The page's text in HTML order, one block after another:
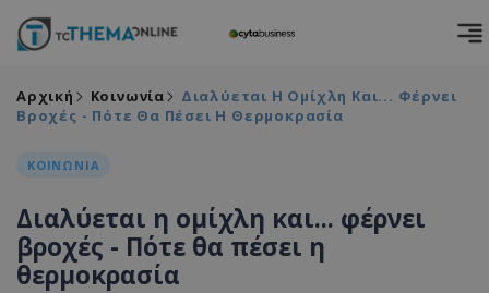
Αρχική Κοινωνία
Διαλύεται Η Ομίχλη Και... Φέρνει
Βροχές - Πότε Θα Πέσει Η Θερμοκρασία
ΚΟΙΝΩΝΙΑ
Διαλύεται η ομίχλη και... φέρνει
βροχές - Πότε θα πέσει η
θερμοκρασία